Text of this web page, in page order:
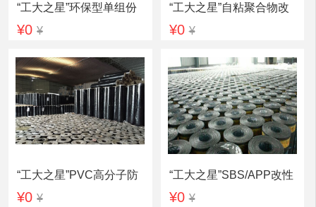
“工大之星”环保型单组份
聚氨酯防水涂料
¥0 ¥
“工大之星”自粘聚合物改
性沥青防水卷材
¥0¥
“工大之星”PVC高分子防
水卷材
¥0 ¥
“工大之星”SBS/APP改性
沥青防水卷材
¥0¥